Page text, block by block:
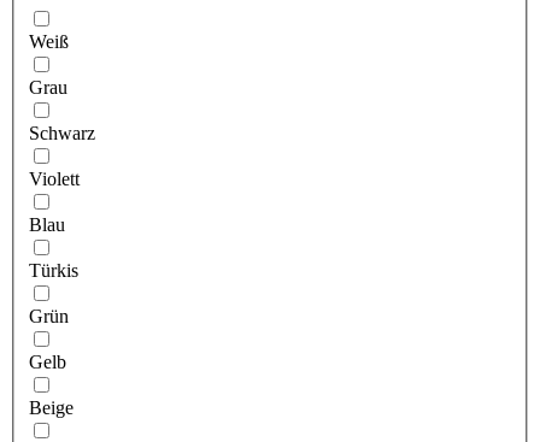
Weiß
Grau
Schwarz
Violett
Blau
Türkis
Grün
Gelb
Beige